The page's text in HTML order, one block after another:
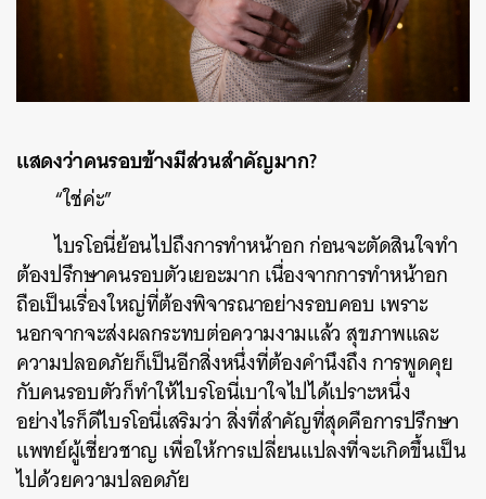
แสดงว่าคนรอบข้างมีส่วนสำคัญมาก?
“ใช่ค่ะ”
ไบรโอนี่ย้อนไปถึงการทำหน้าอก ก่อนจะตัดสินใจทำ
ต้องปรึกษาคนรอบตัวเยอะมาก เนื่องจากการทำหน้าอก
ถือเป็นเรื่องใหญ่ที่ต้องพิจารณาอย่างรอบคอบ เพราะ
นอกจากจะส่งผลกระทบต่อความงามแล้ว สุขภาพและ
ความปลอดภัยก็เป็นอีกสิ่งหนึ่งที่ต้องคำนึงถึง การพูดคุย
กับคนรอบตัวก็ทำให้ไบรโอนี่เบาใจไปได้เปราะหนึ่ง
อย่างไรก็ดีไบรโอนี่เสริมว่า สิ่งที่สำคัญที่สุดคือการปรึกษา
แพทย์ผู้เชี่ยวชาญ เพื่อให้การเปลี่ยนแปลงที่จะเกิดขึ้นเป็น
ไปด้วยความปลอดภัย